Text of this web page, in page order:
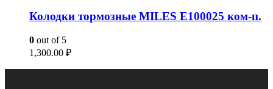
Колодки тормозные MILES E100025 ком-п.
0 out of 5
1,300.00 ₽